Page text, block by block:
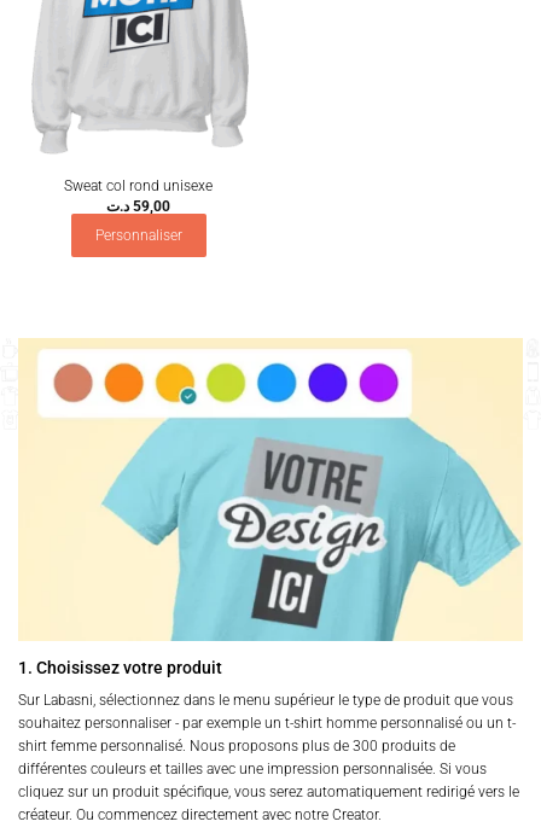
Sweat col rond unisexe
59,00 د.ت
Personnaliser
1. Choisissez votre produit
Sur Labasni, sélectionnez dans le menu supérieur le type de produit que vous
souhaitez personnaliser - par exemple un t-shirt homme personnalisé ou un t-
shirt femme personnalisé. Nous proposons plus de 300 produits de
différentes couleurs et tailles avec une impression personnalisée. Si vous
cliquez sur un produit spécifique, vous serez automatiquement redirigé vers le
créateur. Ou commencez directement avec notre Creator.